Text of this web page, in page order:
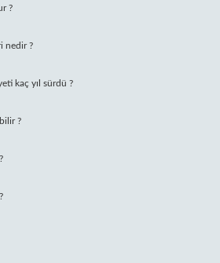
?
nedir ?
kaç yıl sürdü ?
?